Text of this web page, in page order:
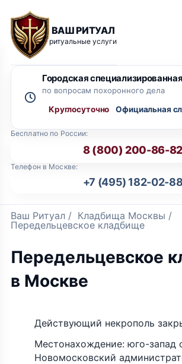
ВАШ РИТУАЛ
ритуальные услуги
Бесплатно по России:
8 (800) 200-86-82
Телефон в Москве:
+7 (495) 182-02-88
Городская
по вопросам похоронного дела
Круглосуточно
Ваш Ритуал / Кладбища Москвы /
Передельцевское кладбище
Передельцевское
в Москве
Действующий некрополь
Местонахождение: юго-запад
Новомосковский